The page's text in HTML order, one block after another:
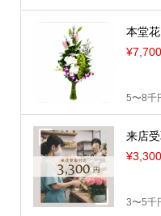
本堂花
¥7,700
5〜8千
来店
¥3,300
3〜5千